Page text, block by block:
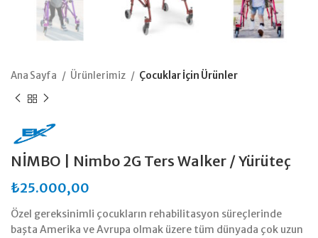
Ana Sayfa Ürünlerimiz Çocuklar İçin Ürünler
NİMBO | Nimbo 2G Ters Walker / Yürüteç
₺25.000,00
Özel gereksinimli çocukların rehabilitasyon süreçlerinde
başta Amerika ve Avrupa olmak üzere tüm dünyada çok uzun